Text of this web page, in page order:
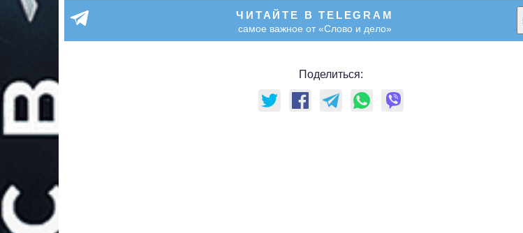
ЧИТАЙТЕ В TELEGRAM
самое важное от «Слово и дело»
Поделиться: